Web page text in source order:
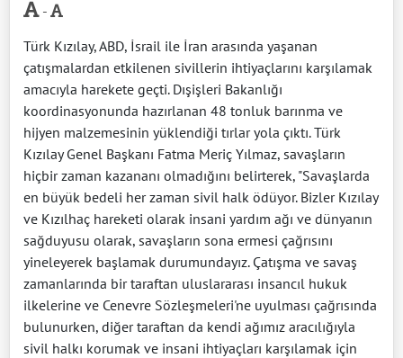
-
Türk Kızılay, ABD, İsrail ile İran arasında yaşanan
çatışmalardan etkilenen sivillerin ihtiyaçlarını karşılamak
amacıyla harekete geçti. Dışişleri Bakanlığı
koordinasyonunda hazırlanan 48 tonluk barınma ve
hijyen malzemesinin yüklendiği tırlar yola çıktı. Türk
Kızılay Genel Başkanı Fatma Meriç Yılmaz, savaşların
hiçbir zaman kazananı olmadığını belirterek, "Savaşlarda
en büyük bedeli her zaman sivil halk ödüyor. Bizler Kızılay
ve Kızılhaç hareketi olarak insani yardım ağı ve dünyanın
sağduyusu olarak, savaşların sona ermesi çağrısını
yineleyerek başlamak durumundayız. Çatışma ve savaş
zamanlarında bir taraftan uluslararası insancıl hukuk
ilkelerine ve Cenevre Sözleşmeleri'ne uyulması çağrısında
bulunurken, diğer taraftan da kendi ağımız aracılığıyla
sivil halkı korumak ve insani ihtiyaçları karşılamak için